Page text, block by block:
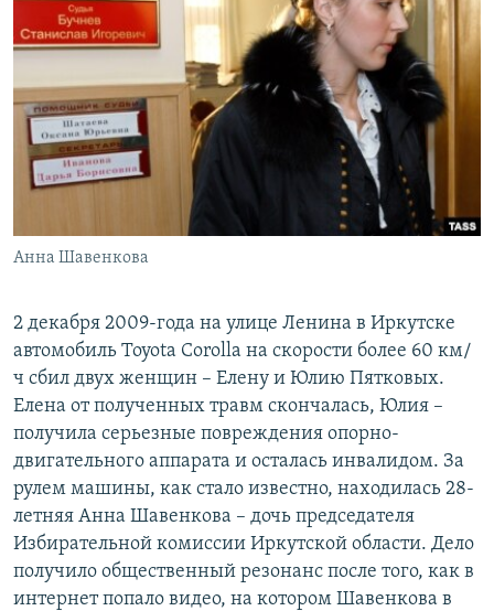
Анна Шавенкова
2 декабря 2009-года на улице Ленина в Иркутске
автомобиль Toyota Corolla на скорости более 60 км/
ч сбил двух женщин – Елену и Юлию Пятковых.
Елена от полученных травм скончалась, Юлия –
получила серьезные повреждения опорно-
двигательного аппарата и осталась инвалидом. За
рулем машины, как стало известно, находилась 28-
летняя Анна Шавенкова – дочь председателя
Избирательной комиссии Иркутской области. Дело
получило общественный резонанс после того, как в
интернет попало видео, на котором Шавенкова в